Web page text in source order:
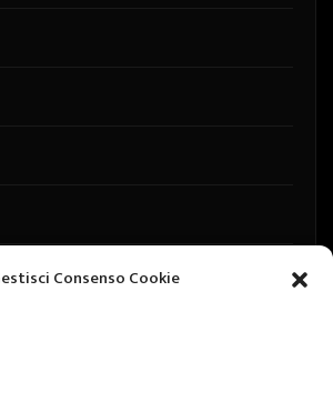
Consenso Cookie